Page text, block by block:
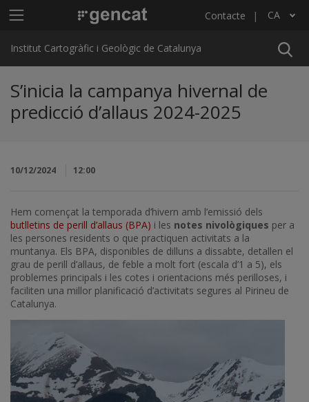
Menú principal ICGC Contacte CA
Llista les accions addicionals
Institut Cartogràfic i Geològic de Catalunya
S’inicia la campanya hivernal de
predicció d’allaus 2024-2025
10/12/2024 12:00
Hem començat la temporada d’hivern amb l’emissió dels
butlletins de perill d’allaus (BPA) i les notes nivològiques per a
les persones residents o que practiquen activitats a la
muntanya. Els BPA, disponibles de dilluns a dissabte, detallen el
grau de perill d’allaus, de feble a molt fort (escala d’1 a 5), els
problemes principals i les cotes i orientacions més perilloses, i
faciliten una millor planificació d’activitats segures al Pirineu de
Catalunya.